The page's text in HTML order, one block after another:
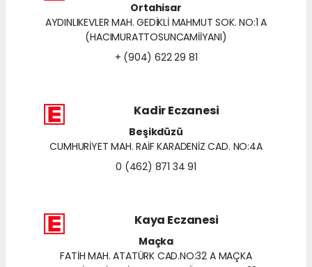
Ortahisar
AYDINLIKEVLER MAH. GEDİKLİ MAHMUT SOK. NO:1 A
(HACIMURATTOSUNCAMİİYANI)
+ (904) 622 29 81
Kadir Eczanesi
Beşikdüzü
CUMHURİYET MAH. RAİF KARADENİZ CAD. NO:4A
0 (462) 871 34 91
Kaya Eczanesi
Maçka
FATİH MAH. ATATÜRK CAD.NO:32 A MAÇKA